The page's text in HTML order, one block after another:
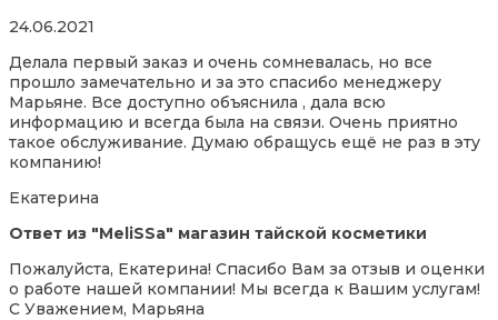
Rated
out
of
5
24.06.2021
Делала первый заказ и очень сомневалась, но все
прошло замечательно и за это спасибо менеджеру
Марьяне. Все доступно объяснила , дала всю
информацию и всегда была на связи. Очень приятно
такое обслуживание. Думаю обращусь ещё не раз в эту
компанию!
Екатерина
Ответ из "MeliSSa" магазин тайской косметики
Пожалуйста, Екатерина! Спасибо Вам за отзыв и оценки
о работе нашей компании! Мы всегда к Вашим услугам!
С Уважением, Марьяна